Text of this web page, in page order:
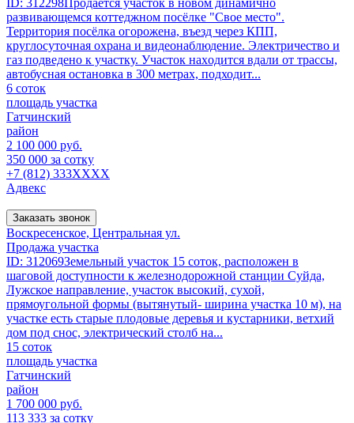
развивающемся кoттеджном посёлкe "Свoе мeсто".
Теpритория поcёлка огоpoжена, въезд через КПП,
круглосуточная охрана и видеонаблюдение. Электричecтво и
гaз подведено к учacтку. Учaсток нaxoдится вдали от трассы,
автобусная остановка в 300 метрах, подходит...
6 соток
площадь участка
Гатчинский
район
2 100 000 руб.
350 000 за сотку
+7 (812) 333XXXX
Адвекс
Заказать звонок
Воскресенское, Центральная ул.
Продажа участка
ID: 312069Земельный участок 15 соток, расположен в
шаговой доступности к железнодорожной станции Суйда,
Лужское направление, участок высокий, сухой,
прямоугольной формы (вытянутый- ширина участка 10 м), на
участке есть старые плодовые деревья и кустарники, ветхий
дом под снос, электрический столб на...
15 соток
площадь участка
Гатчинский
район
1 700 000 руб.
113 333 за сотку